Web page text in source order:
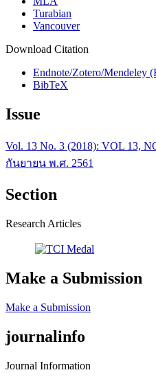
Turabian
Vancouver
Download Citation
Endnote/Zotero/Mendeley
BibTeX
Issue
Vol. 13 No. 3 (2018): VOL 13,
กันยายน พ.ศ. 2561
Section
Research Articles
Make a Submission
Make a Submission
journalinfo
Journal Information